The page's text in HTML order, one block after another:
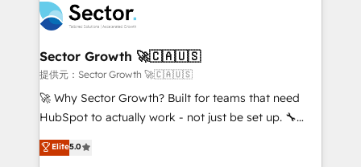
empresas em 13 países utilizam a Nexforce. Somos
a maior parceira da HubSpot na América Latina e
líder no ranking global de sucesso do cliente da
HubSpot.
businesses. Our teams are based in North America
and APAC. We are HubSpot's top-ranked Advanced
Implementation Certified Partner and we contribute
to their advisory council. We strive to do 'good work
with good people' and have worked with incredible
brands. You can see some of them on our website,
Sector Growth 🚀🇨🇦🇺🇸
提供元：Sector Growth 🚀🇨🇦🇺🇸
🚀 Why Sector Growth? Built for teams that need
HubSpot to actually work - not just be set up. 🔧
HubSpot Experts: Onboarding, migrations,
automation, and training built for adoption. ⚡ Highly
Elite5.0